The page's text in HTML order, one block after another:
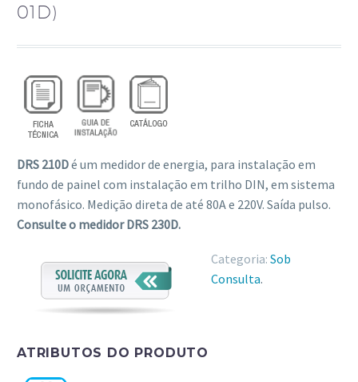
01D)
DRS 210Dé um medidor de energia, para instalação em
fundo de painel com instalação em trilho DIN, em sistema
monofásico. Medição direta de até 80A e 220V. Saída pulso.
Consulte o medidor DRS 230D.
Categoria: Sob
Consulta.
ATRIBUTOS DO PRODUTO